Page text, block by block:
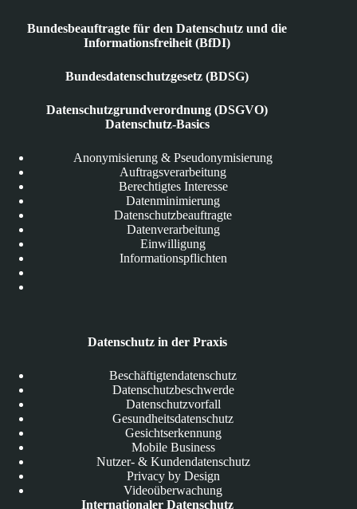
Bundesbeauftragte für den Datenschutz und die
Informationsfreiheit (BfDI)
Bundesdatenschutzgesetz (BDSG)
Datenschutzgrundverordnung (DSGVO)
Datenschutz-Basics
Anonymisierung & Pseudonymisierung
Auftragsverarbeitung
Berechtigtes Interesse
Datenminimierung
Datenschutzbeauftragte
Datenverarbeitung
Einwilligung
Informationspflichten
Datenschutz in der Praxis
Beschäftigtendatenschutz
Datenschutzbeschwerde
Datenschutzvorfall
Gesundheitsdatenschutz
Gesichtserkennung
Mobile Business
Nutzer- & Kundendatenschutz
Privacy by Design
Videoüberwachung
Internationaler Datenschutz